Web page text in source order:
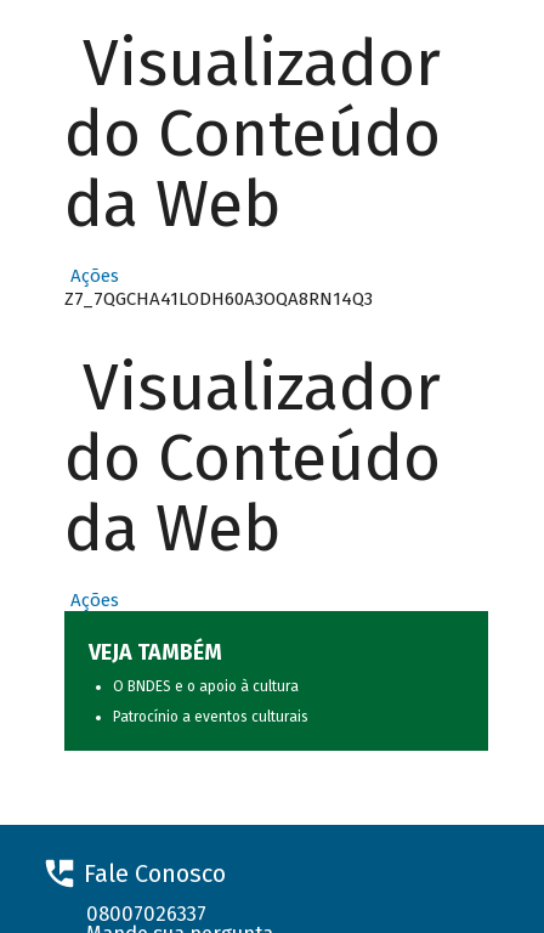
Visualizador
do Conteúdo
da Web
Ações
Z7_7QGCHA41LODH60A3OQA8RN14Q3
Visualizador
do Conteúdo
da Web
Ações
VEJA TAMBÉM
O BNDES e o apoio à cultura
Patrocínio a eventos culturais
Fale Conosco
08007026337